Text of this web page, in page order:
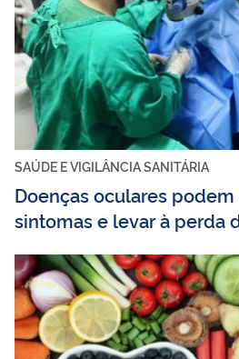
SAÚDE E VIGILÂNCIA SANITÁRIA
Doenças oculares
sintomas e levar à perda